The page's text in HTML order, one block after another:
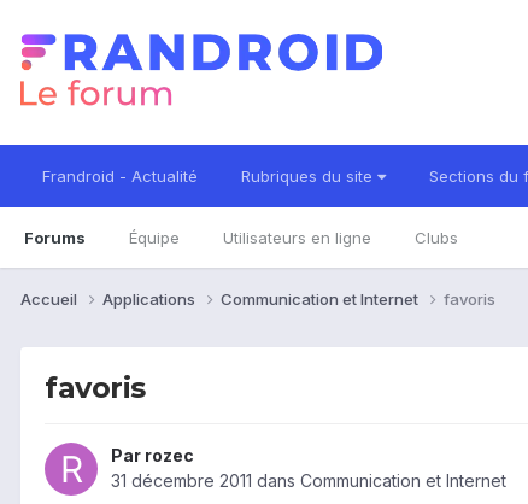
Frandroid - Actualité Rubriques du site Sections du
Forums Équipe Utilisateurs en ligne Clubs
Accueil Applications Communication et Internet favoris
favoris
Par rozec
31 décembre 2011 dans Communication et Internet